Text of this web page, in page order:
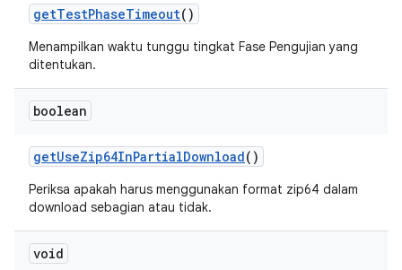
getTestPhaseTimeout()
Menampilkan waktu tunggu tingkat Fase Pengujian yang
ditentukan.
boolean
getUseZip64InPartialDownload()
Periksa apakah harus menggunakan format zip64 dalam
download sebagian atau tidak.
void